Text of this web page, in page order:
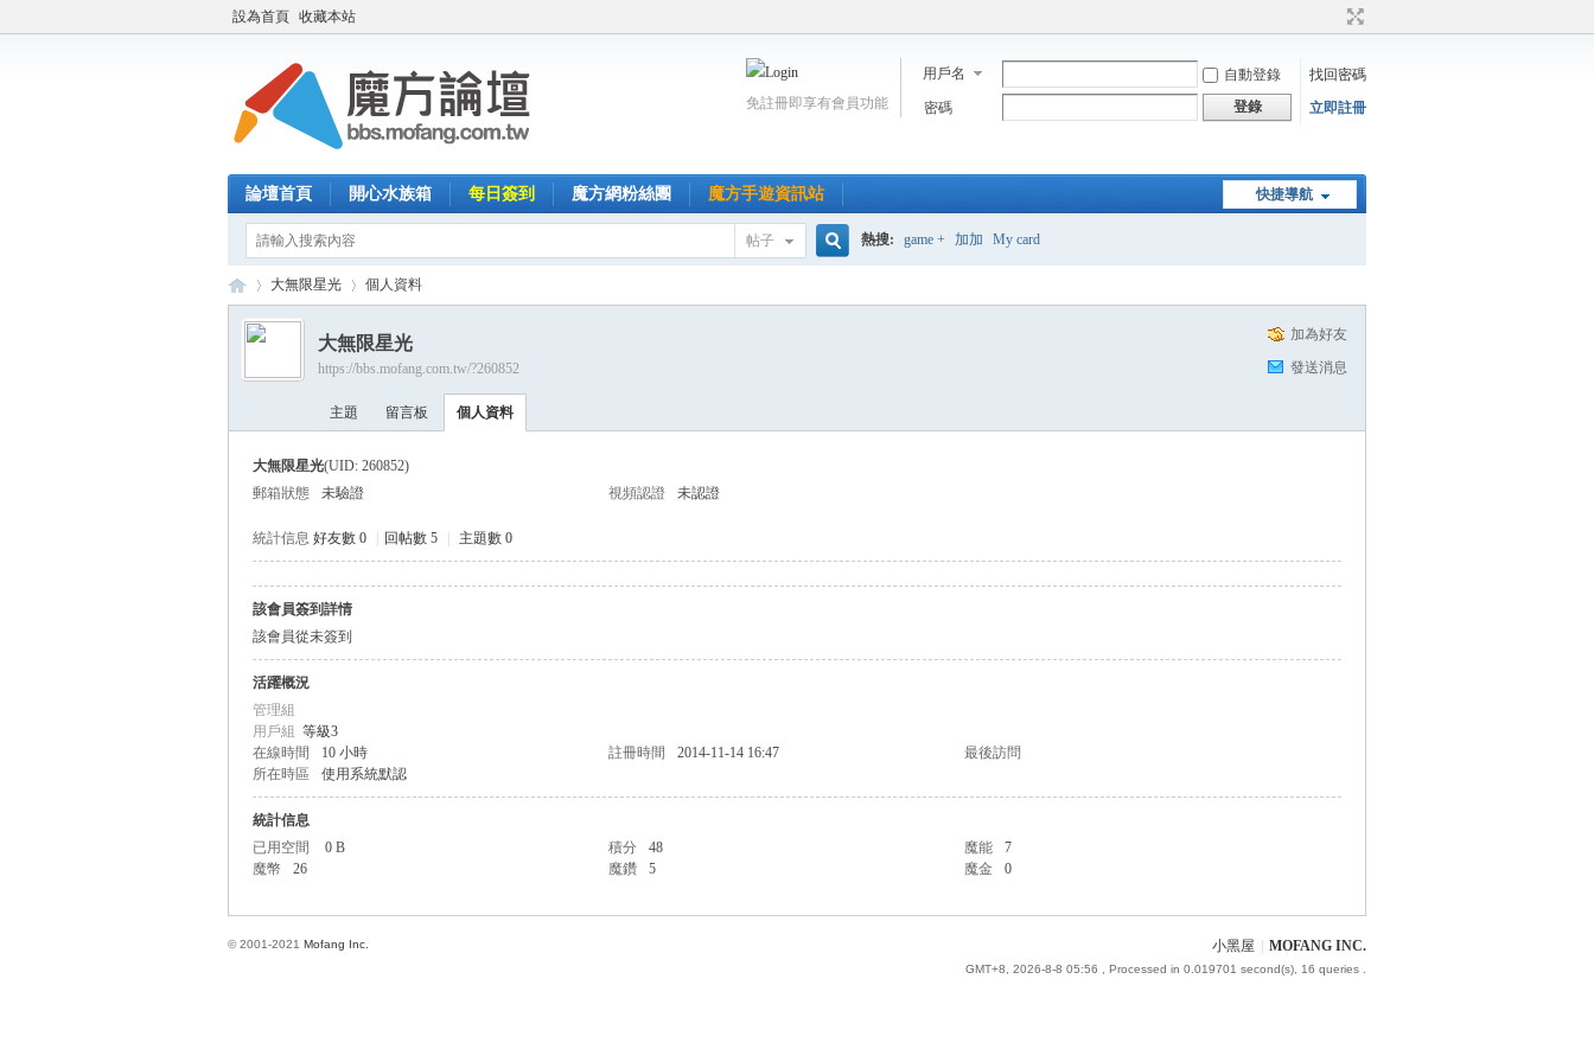
設為首頁 收藏本站
用戶名 自動登錄
找回密碼
密碼
登錄 立即註冊
免註冊即享有會員功能
快捷導航
論壇首頁 開心水族箱 每日簽到 魔方網粉絲團 魔方手遊資訊站
帖子 熱搜: game + 加加 My card
›
大無限星光 個人資料
加為好友
發送消息
大無限星光
https://bbs.mofang.com.tw/?260852
主題 留言板 個人資料
大無限星光(UID: 260852)
郵箱狀態
未驗證 視頻認證 未認證
統計信息 好友數 0 回帖數 5 主題數 0
該會員簽到詳情
該會員從未簽到
活躍概況
管理組
用戶組 等級3
在線時間
10 小時 註冊時間 2014-11-14 16:47
最後訪問
所在時區
使用系統默認
統計信息
已用空間
0 B 積分 48 魔能
7
魔幣
26 魔鑽 5 魔金 0
小黑屋 MOFANG INC.
GMT+8, 2026-8-8 05:56 , Processed in 0.019701 second(s), 16 queries .
© 2001-2021 Mofang Inc.